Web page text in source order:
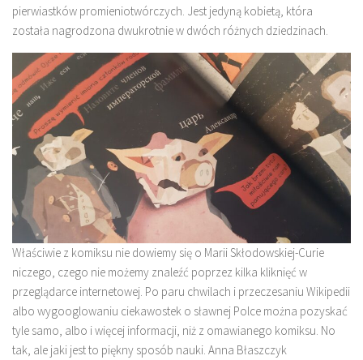
pierwiastków promieniotwórczych. Jest jedyną kobietą, która
została nagrodzona dwukrotnie w dwóch różnych dziedzinach.
Właściwie z komiksu nie dowiemy się o Marii Skłodowskiej-Curie
niczego, czego nie możemy znaleźć poprzez kilka kliknięć w
przeglądarce internetowej. Po paru chwilach i przeczesaniu Wikipedii
albo wygooglowaniu ciekawostek o sławnej Polce można pozyskać
tyle samo, albo i więcej informacji, niż z omawianego komiksu. No
tak, ale jaki jest to piękny sposób nauki. Anna Błaszczyk